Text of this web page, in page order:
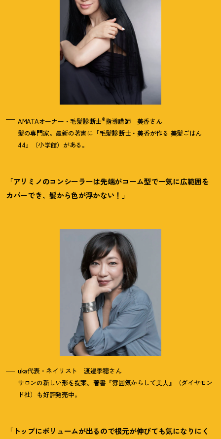
AMATAオーナー・毛髪診断士®指導講師 美香さん
髪の専門家。最新の著書に『毛髪診断士・美香が作る 美髪ごはん
44』（小学館）がある。
「アリミノのコンシーラーは先端がコーム型で一気に広範囲を
カバーでき、髪から色が浮かない！」
uka代表・ネイリスト 渡邉季穂さん
サロンの新しい形を提案。著書『雰囲気からして美人』（ダイヤモン
ド社）も好評発売中。
「トップにボリュームが出るので根元が伸びても気になりにく